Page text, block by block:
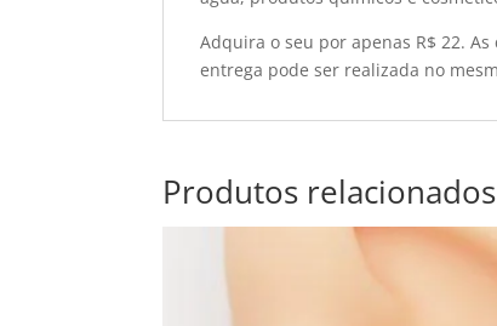
Adquira o seu por apenas R$ 22.
entrega pode ser realizada no
Produtos relacionados